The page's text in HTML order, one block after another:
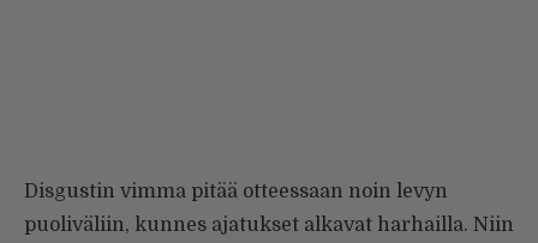
Disgustin vimma pitää otteessaan noin levyn
puoliväliin, kunnes ajatukset alkavat harhailla. Niin